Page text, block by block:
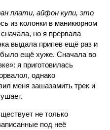
плати, айфон купи, это
из колонки в маникюрном
но я прервала
выдала припев ещё раз и
было ещё хуже. Сначала во
я приготовилась
однако
меня зашазамить трек и
не только
под неё